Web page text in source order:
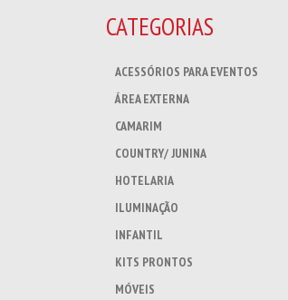
CATEGORIAS
ACESSÓRIOS PARA EVENTOS
ÁREA EXTERNA
CAMARIM
COUNTRY/ JUNINA
HOTELARIA
ILUMINAÇÃO
INFANTIL
KITS PRONTOS
MÓVEIS